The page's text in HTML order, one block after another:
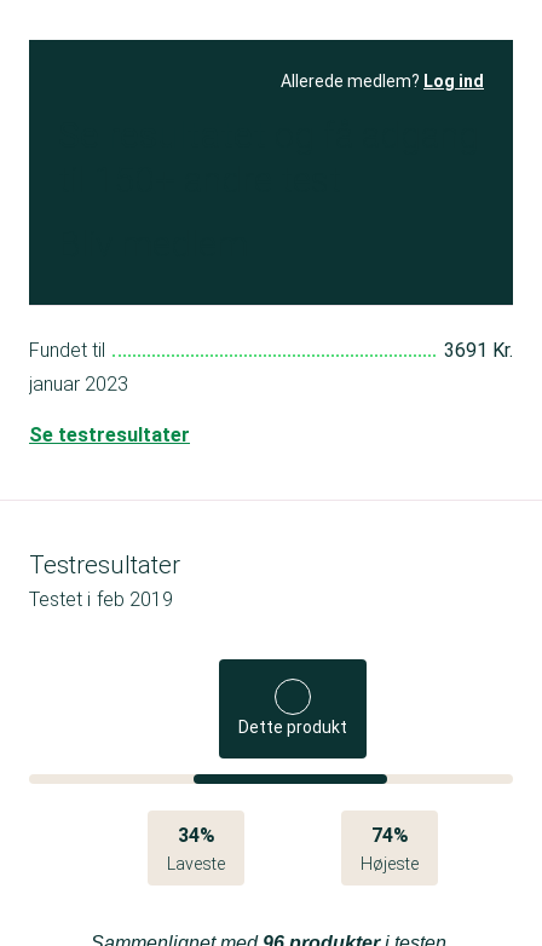
Allerede medlem? Log ind
Fundet til
3691 Kr.
januar 2023
Se testresultater
Testresultater
Testet i feb 2019
Dette produkt
34%
Laveste
74%
Højeste